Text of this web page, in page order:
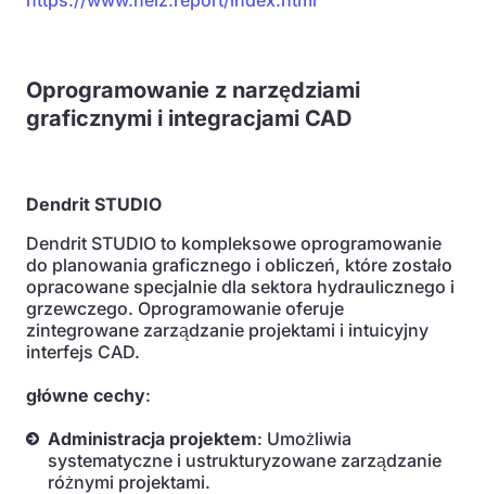
Oprogramowanie z narzędziami
graficznymi i integracjami CAD
Dendrit STUDIO
Dendrit STUDIO to kompleksowe oprogramowanie
do planowania graficznego i obliczeń, które zostało
opracowane specjalnie dla sektora hydraulicznego i
grzewczego. Oprogramowanie oferuje
zintegrowane zarządzanie projektami i intuicyjny
interfejs CAD.
główne cechy:
Administracja projektem: Umożliwia
systematyczne i ustrukturyzowane zarządzanie
różnymi projektami.